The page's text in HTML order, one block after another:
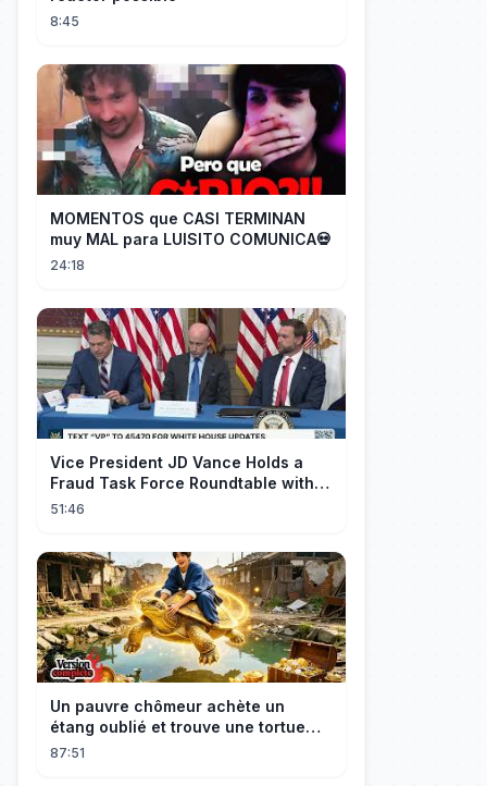
8:45
MOMENTOS que CASI TERMINAN
muy MAL para LUISITO COMUNICA💀
24:18
Vice President JD Vance Holds a
Fraud Task Force Roundtable with
Members of Congress
51:46
Un pauvre chômeur achète un
étang oublié et trouve une tortue
d’or à 180 000$ ! Sa vie bascule !
87:51